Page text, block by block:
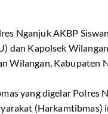
Nganjuk AKBP
dan Kapolsek
Wilangan, Kabupaten
yang digelar Polres
(Harkamtibmas)